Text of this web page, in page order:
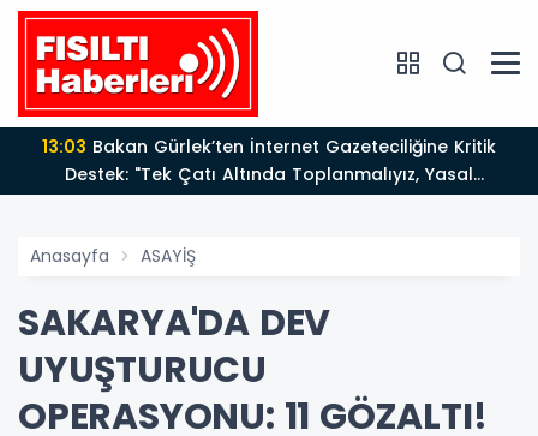
13:03
Destek: "Tek Çatı Altında Toplanmalıyız, Yasal
Düzenlemeye Hazırız"
Anasayfa ASAYİŞ
SAKARYA'DA DEV
UYUŞTURUCU
OPERASYONU: 11 GÖZALTI!